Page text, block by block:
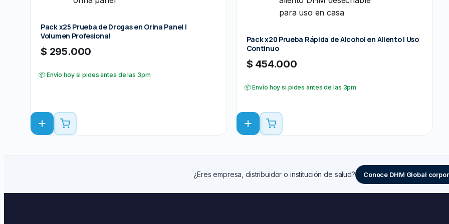
Pack x25 Prueba de Drogas en Orina Panel |
Volumen Profesional
$ 295.000
📦 Envío hoy si pides antes de las 3pm
Pack x20 Prueba Rápida de Alcohol en Aliento | Uso
Continuo
$ 454.000
📦 Envío hoy si pides antes de las 3pm
¿Eres empresa, distribuidor o institución de salud? Conoce DHM Global